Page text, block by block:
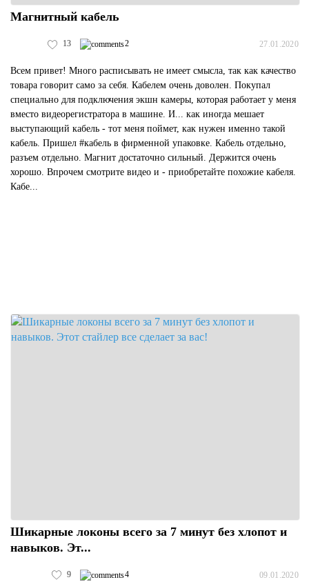
Магнитный кабель
13 2 27.01.2020
Всем привет! Много расписывать не имеет смысла, так как качество
товара говорит само за себя. Кабелем очень доволен. Покупал
специально для подключения экшн камеры, которая работает у меня
вместо видеорегистратора в машине. И... как иногда мешает
выступающий кабель - тот меня поймет, как нужен именно такой
кабель. Пришел #кабель в фирменной упаковке. Кабель отдельно,
разъем отдельно. Магнит достаточно сильный. Держится очень
хорошо. Впрочем смотрите видео и - приобретайте похожие кабеля.
Кабе...
Шикарные локоны всего за 7 минут без хлопот и
навыков. Эт...
9 4 09.01.2020